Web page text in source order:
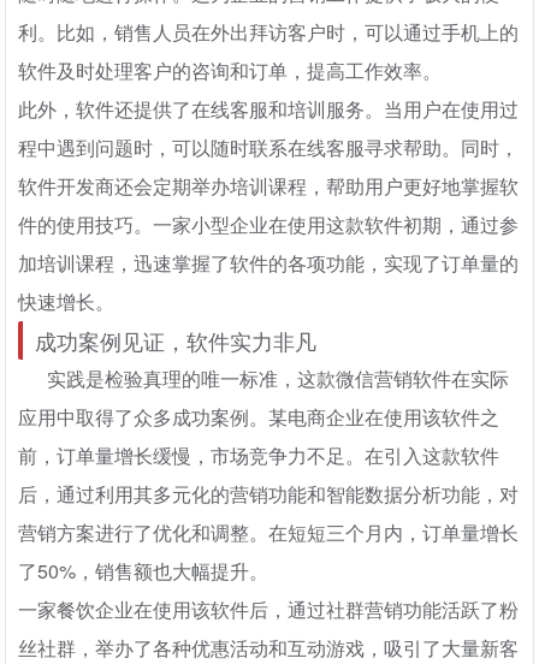
利。比如，销售人员在外出拜访客户时，可以通过手机上的
软件及时处理客户的咨询和订单，提高工作效率。
此外，软件还提供了在线客服和培训服务。当用户在使用过
程中遇到问题时，可以随时联系在线客服寻求帮助。同时，
软件开发商还会定期举办培训课程，帮助用户更好地掌握软
件的使用技巧。一家小型企业在使用这款软件初期，通过参
加培训课程，迅速掌握了软件的各项功能，实现了订单量的
快速增长。
成功案例见证，软件实力非凡
实践是检验真理的唯一标准，这款微信营销软件在实际
应用中取得了众多成功案例。某电商企业在使用该软件之
前，订单量增长缓慢，市场竞争力不足。在引入这款软件
后，通过利用其多元化的营销功能和智能数据分析功能，对
营销方案进行了优化和调整。在短短三个月内，订单量增长
了50%，销售额也大幅提升。
一家餐饮企业在使用该软件后，通过社群营销功能活跃了粉
丝社群，举办了各种优惠活动和互动游戏，吸引了大量新客